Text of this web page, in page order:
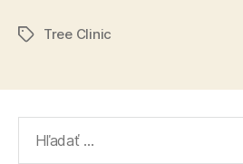
ZnačkyTree Clinic